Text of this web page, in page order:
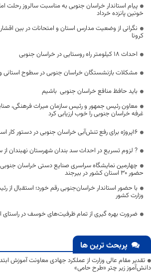
پیام استاندار خراسان جنوبی به مناسبت سالروز رحلت
خونین پانزده خرداد
نگرانی از وضعیت مدارس استان و امتحانات در بین
کرونا
احداث ۱۸ کیلومتر راه روستایی در خراسان جنوبی
مشکلات بازنشستگان خراسان جنوبی در سطوح استانی
باید حافظ منافع خراسان جنوبی باشیم
معاون رئیس جمهور و رئیس سازمان میراث فرهنگی،
غرفه خراسان جنوبی را خوب ارزیابی کرد
۱۶پروژه برای رفع تنش‌آبی خراسان جنوبی در دستور کار است
? لزوم تسریع در احداث سد بندان شهرستان نهبندان از
حضور ۳۰ استان کشور در بیرجند
با حضور استاندار خراسان‌جنوبی رقم خورد؛ استقبال از
وزارت کشور
ضرورت بهره گیری از تمام ظرفیت‌های خوسف در راستای
پربحث ترین ها
دانش‌آموز زیر چتر «طرح حامی»